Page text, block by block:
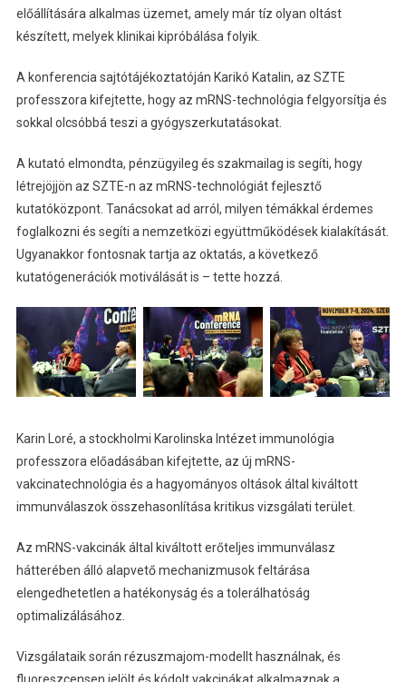
előállítására alkalmas üzemet, amely már tíz olyan oltást
készített, melyek klinikai kipróbálása folyik.
A konferencia sajtótájékoztatóján Karikó Katalin, az SZTE
professzora kifejtette, hogy az mRNS-technológia felgyorsítja és
sokkal olcsóbbá teszi a gyógyszerkutatásokat.
A kutató elmondta, pénzügyileg és szakmailag is segíti, hogy
létrejöjjön az SZTE-n az mRNS-technológiát fejlesztő
kutatóközpont. Tanácsokat ad arról, milyen témákkal érdemes
foglalkozni és segíti a nemzetközi együttműködések kialakítását.
Ugyanakkor fontosnak tartja az oktatás, a következő
kutatógenerációk motiválását is – tette hozzá.
Karin Loré, a stockholmi Karolinska Intézet immunológia
professzora előadásában kifejtette, az új mRNS-
vakcinatechnológia és a hagyományos oltások által kiváltott
immunválaszok összehasonlítása kritikus vizsgálati terület.
Az mRNS-vakcinák által kiváltott erőteljes immunválasz
hátterében álló alapvető mechanizmusok feltárása
elengedhetetlen a hatékonyság és a tolerálhatóság
optimalizálásához.
Vizsgálataik során rézuszmajom-modellt használnak, és
fluoreszcensen jelölt és kódolt vakcinákat alkalmaznak a